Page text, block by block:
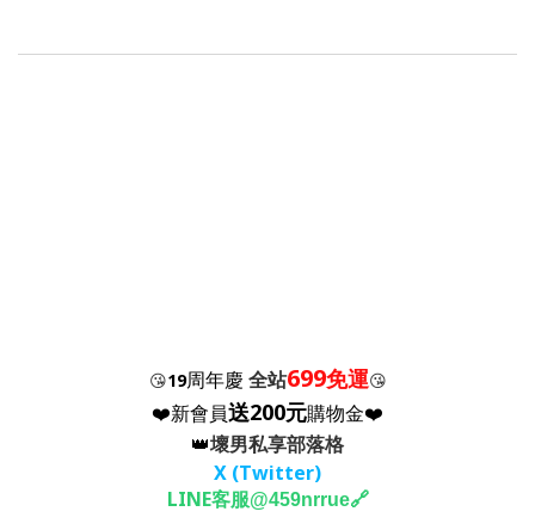
😘19周年慶 全站699免運😘
❤️新會員送200元購物金❤️
👑壞男私享部落格
X (Twitter)
LINE客服@459nrrue🔗